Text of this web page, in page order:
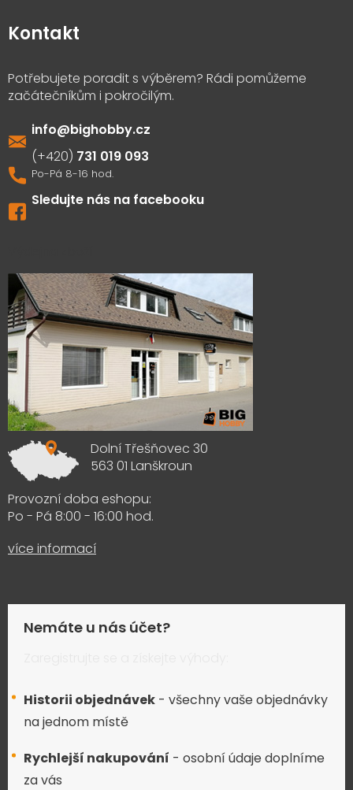
Kontakt
info@bighobby.cz
731 019 093
Sledujte nás na facebooku
Dolní Třešňovec 30
563 01 Lanškroun
Provozní doba eshopu:
Po - Pá 8:00 - 16:00 hod.
více informací
Nemáte u nás účet?
Historii objednávek - všechny vaše objednávky
na jednom místě
Rychlejší nakupování - osobní údaje doplníme
za vás